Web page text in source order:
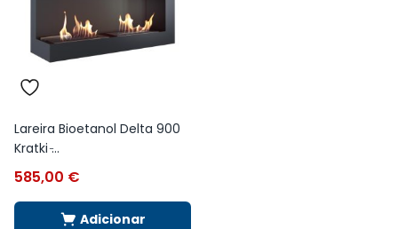
Lareira Bioetanol Delta 900
Kratki ̵...
585,00 €
Adicionar